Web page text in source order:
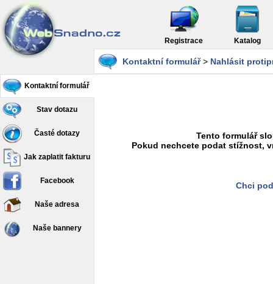
Registrace Katalog
Kontaktní formulář
Stav dotazu
Časté dotazy
Jak zaplatit fakturu
Facebook
Naše adresa
Naše bannery
Kontaktní formulář> Nahlásit
Tento formulář
Pokud nechcete podat stížnost,
Chci